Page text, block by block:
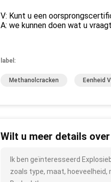
V: Kunt u een
A: we kunnen doen wat u
label:
Methanolcracken Eenheid
Wilt u meer details
Ik ben geïnteresseerd
zoals type, maat, hoeveelheid,